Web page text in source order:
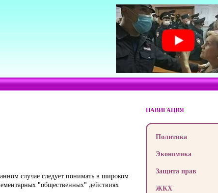
случае следует понимать в широком
"общественных" действиях
НАВИГАЦИЯ
Политика
Экономика
Защита прав
ЖКХ